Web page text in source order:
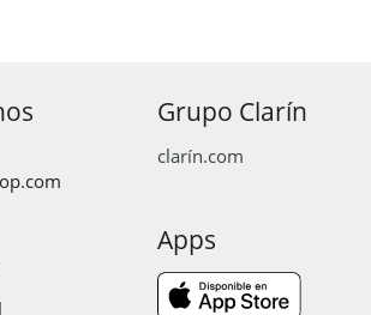
Grupo Clarín
clarín.com
Apps